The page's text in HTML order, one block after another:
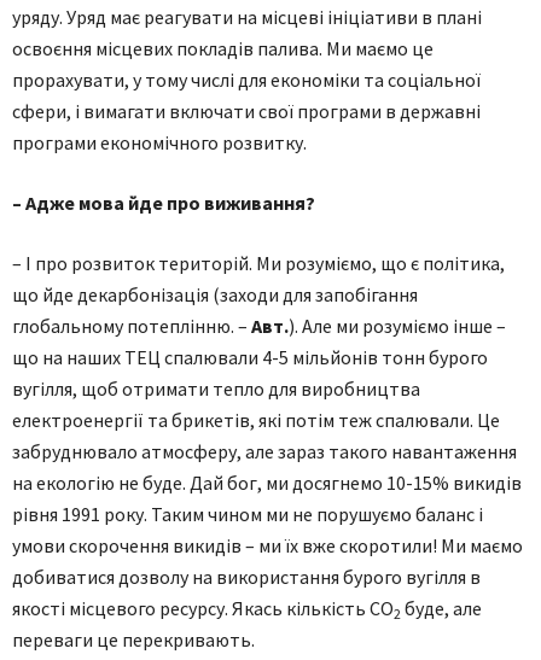
уряду. Уряд має реагувати на місцеві ініціативи в плані
освоєння місцевих покладів палива. Ми маємо це
прорахувати, у тому числі для економіки та соціальної
сфери, і вимагати включати свої програми в державні
програми економічного розвитку.
– Адже мова йде про виживання?
– І про розвиток територій. Ми розуміємо, що є політика,
що йде декарбонізація (заходи для запобігання
глобальному потеплінню. – Авт.). Але ми розуміємо інше –
що на наших ТЕЦ спалювали 4-5 мільйонів тонн бурого
вугілля, щоб отримати тепло для виробництва
електроенергії та брикетів, які потім теж спалювали. Це
забруднювало атмосферу, але зараз такого навантаження
на екологію не буде. Дай бог, ми досягнемо 10-15% викидів
рівня 1991 року. Таким чином ми не порушуємо баланс і
умови скорочення викидів – ми їх вже скоротили! Ми маємо
добиватися дозволу на використання бурого вугілля в
якості місцевого ресурсу. Якась кількість CO2 буде, але
переваги це перекривають.